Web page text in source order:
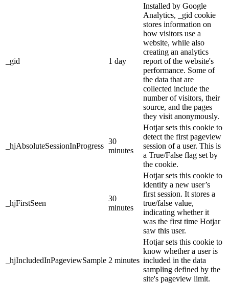
_gid 1 day
Installed by Google
Analytics, _gid cookie
stores information on
how visitors use a
website, while also
creating an analytics
report of the website's
performance. Some of
the data that are
collected include the
number of visitors, their
source, and the pages
they visit anonymously.
_hjAbsoluteSessionInProgress
30
minutes
Hotjar sets this cookie to
detect the first pageview
session of a user. This is
a True/False flag set by
the cookie.
_hjFirstSeen
30
minutes
Hotjar sets this cookie to
identify a new user’s
first session. It stores a
true/false value,
indicating whether it
was the first time Hotjar
saw this user.
_hjIncludedInPageviewSample 2 minutes
Hotjar sets this cookie to
know whether a user is
included in the data
sampling defined by the
site's pageview limit.